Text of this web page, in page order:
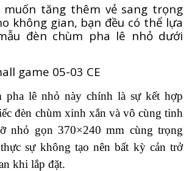
muốn tăng thêm vẻ sang trọng
không gian, bạn đều có thể lựa
đèn chùm pha lê nhỏ dưới
game 05-03 CE
pha lê nhỏ này chính là sự kết hợp
đèn chùm xinh xắn và vô cùng tinh
nhỏ gọn 370×240 mm cùng trọng
sự không tạo nên bất kỳ cản trở
khi lắp đặt.